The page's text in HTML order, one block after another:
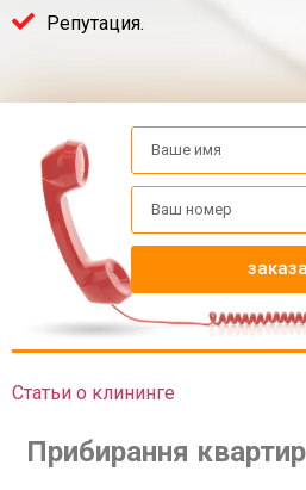
Репутация.
Статьи о клининге
Прибирання